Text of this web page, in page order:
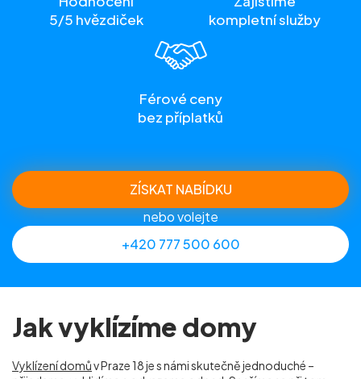
5/5 hvězdiček
kompletní služby
Férové ceny
bez příplatků
ZÍSKAT NABÍDKU
nebo volejte
+420 777 500 600
Jak vyklízíme domy
Vyklízení domův Praze 18 je s námi skutečně jednoduché –